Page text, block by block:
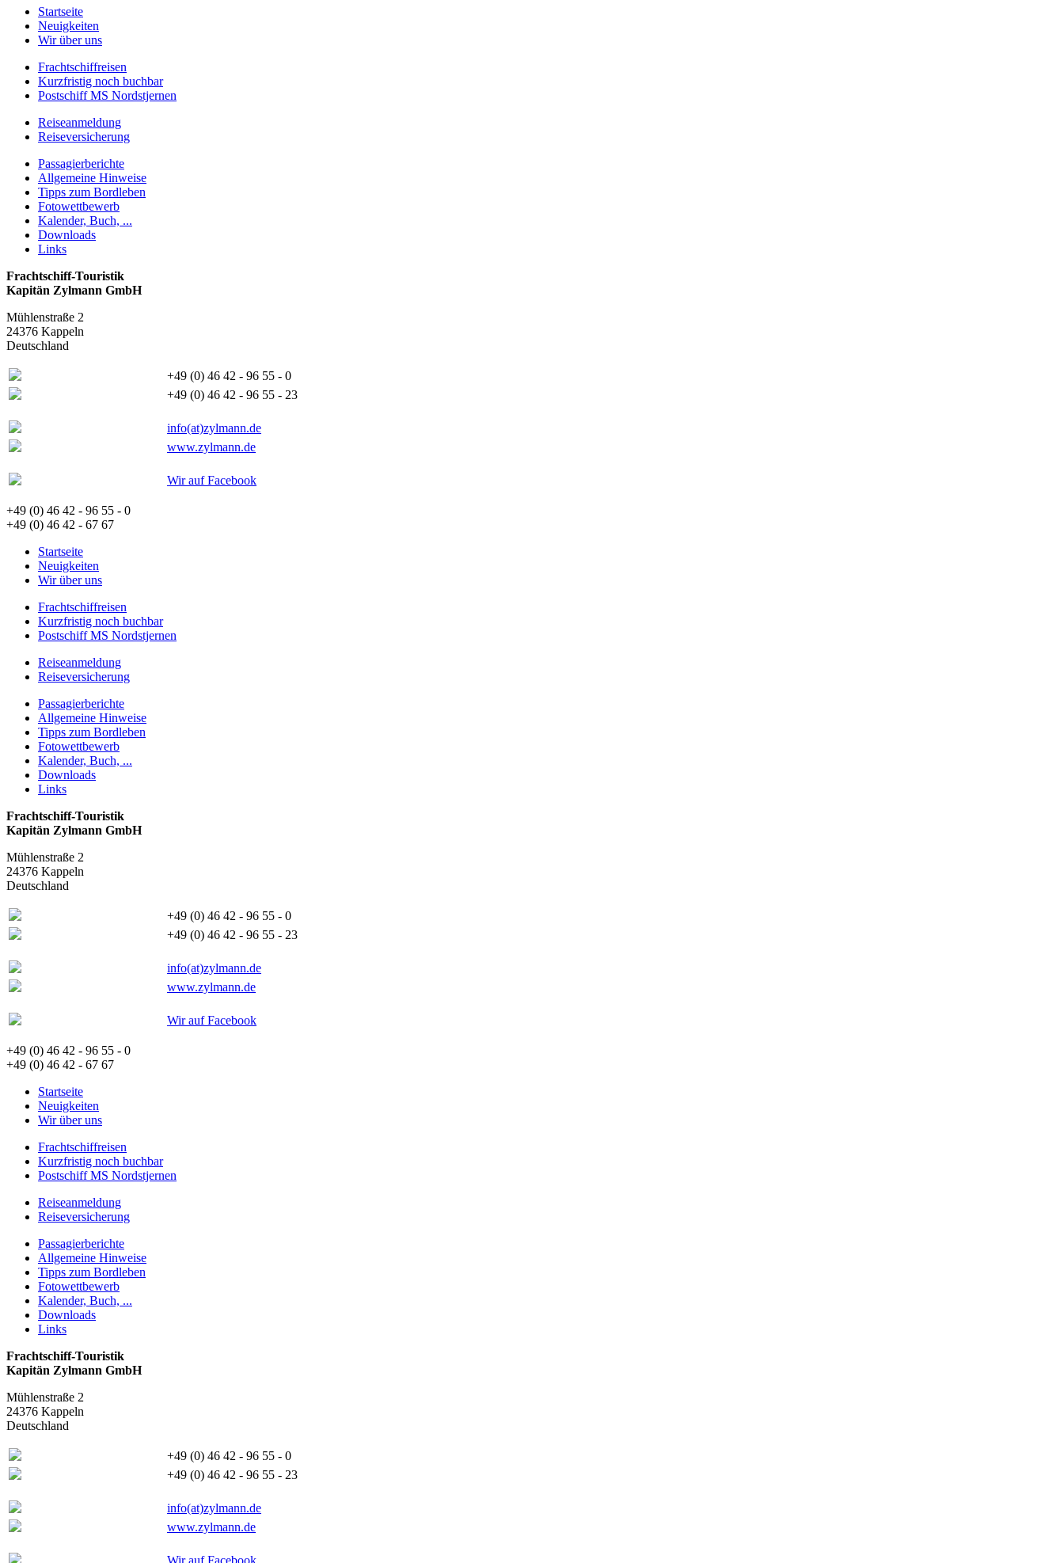
Startseite
Neuigkeiten
Wir über uns
Frachtschiffreisen
Kurzfristig noch buchbar
Postschiff MS Nordstjernen
Reiseanmeldung
Reiseversicherung
Passagierberichte
Allgemeine Hinweise
Tipps zum Bordleben
Fotowettbewerb
Kalender, Buch, ...
Downloads
Links
Frachtschiff-Touristik
Kapitän Zylmann GmbH
Mühlenstraße 2
24376 Kappeln
Deutschland
+49 (0) 46 42 - 96 55 - 0
+49 (0) 46 42 - 96 55 - 23
info(at)zylmann.de
www.zylmann.de
Wir auf Facebook
+49 (0) 46 42 - 96 55 - 0
+49 (0) 46 42 - 67 67
Startseite
Neuigkeiten
Wir über uns
Frachtschiffreisen
Kurzfristig noch buchbar
Postschiff MS Nordstjernen
Reiseanmeldung
Reiseversicherung
Passagierberichte
Allgemeine Hinweise
Tipps zum Bordleben
Fotowettbewerb
Kalender, Buch, ...
Downloads
Links
Frachtschiff-Touristik
Kapitän Zylmann GmbH
Mühlenstraße 2
24376 Kappeln
Deutschland
+49 (0) 46 42 - 96 55 - 0
+49 (0) 46 42 - 96 55 - 23
info(at)zylmann.de
www.zylmann.de
Wir auf Facebook
+49 (0) 46 42 - 96 55 - 0
+49 (0) 46 42 - 67 67
Startseite
Neuigkeiten
Wir über uns
Frachtschiffreisen
Kurzfristig noch buchbar
Postschiff MS Nordstjernen
Reiseanmeldung
Reiseversicherung
Passagierberichte
Allgemeine Hinweise
Tipps zum Bordleben
Fotowettbewerb
Kalender, Buch, ...
Downloads
Links
Frachtschiff-Touristik
Kapitän Zylmann GmbH
Mühlenstraße 2
24376 Kappeln
Deutschland
+49 (0) 46 42 - 96 55 - 0
+49 (0) 46 42 - 96 55 - 23
info(at)zylmann.de
www.zylmann.de
Wir auf Facebook